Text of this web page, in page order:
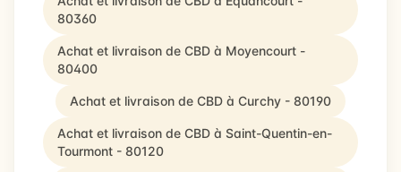
80360
Achat et livraison de CBD à Moyencourt -
80400
Achat et livraison de CBD à Curchy - 80190
Achat et livraison de CBD à Saint-Quentin-en-
Tourmont - 80120